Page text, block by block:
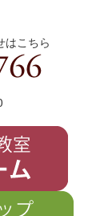
はこちら